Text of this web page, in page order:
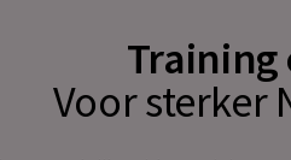
Training
Voor sterker